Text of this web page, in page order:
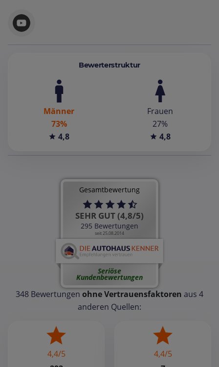
Bewerterstruktur
Männer
73%
4,8
Frauen
27%
4,8
Gesamtbewertung
SEHR GUT (4,8/5)
295 Bewertungen
seit 25.08.2014
Seriöse
Kundenbewertungen
348 Bewertungen ohne Vertrauensfaktoren aus 4
anderen Quellen:
4,4/5
4,4/5